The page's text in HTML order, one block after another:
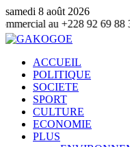
samedi 8 août 2026
92 69 88 33
ACCUEIL
POLITIQUE
SOCIETE
SPORT
CULTURE
ECONOMIE
PLUS